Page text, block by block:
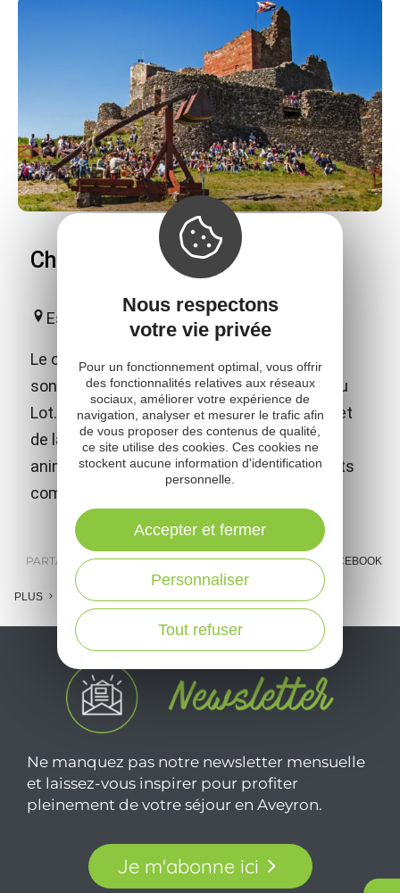
Château de Calmont d'Olt
Espalion
Le château fort de Calmont d'Olt domine de
son sommet la ville d'Espalion et la vallée du
Lot. En plus des nombreux jeux médiévaux et
de la visite libre, le château propose des
animations et spectacles adaptés aux petits
comme aux grands !
PARTAGER : E-MAIL MESSENGER FACEBOOK
PLUS
Ne manquez pas notre newsletter mensuelle
et laissez-vous inspirer pour profiter
pleinement de votre séjour en Aveyron.
Je m'abonne ici
Nous respectons
votre vie privée
Pour un fonctionnement optimal, vous offrir
des fonctionnalités relatives aux réseaux
sociaux, améliorer votre expérience de
navigation, analyser et mesurer le trafic afin
de vous proposer des contenus de qualité,
ce site utilise des cookies. Ces cookies ne
stockent aucune information d'identification
personnelle.
Tout refuser
Personnaliser
Accepter et fermer